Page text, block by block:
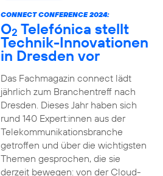
CONNECT CONFERENCE 2024:
O2 Telefónica stellt
Technik-Innovationen
in Dresden vor
Das Fachmagazin connect lädt
jährlich zum Branchentreff nach
Dresden. Dieses Jahr haben sich
rund 140 Expert:innen aus der
Telekommunikationsbranche
getroffen und über die wichtigsten
Themen gesprochen, die sie
derzeit bewegen: von der Cloud-